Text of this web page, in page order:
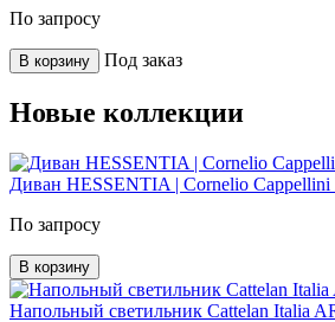
По запросу
В корзину Под заказ
Новые коллекции
Диван HESSENTIA | Cornelio
По запросу
В корзину
Напольный светильник Cattelan Italia